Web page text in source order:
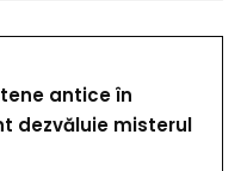
antice în
dezvăluie misterul